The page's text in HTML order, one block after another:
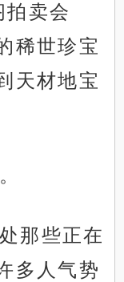
拍卖会
稀世珍宝
天材地宝
那些正在
多人气势